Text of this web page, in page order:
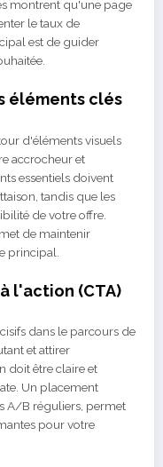
montrent qu'une page
le taux de
est de guider
éléments clés
d'éléments visuels
accrocheur et
essentiels doivent
tandis que les
de votre offre.
de maintenir
principal.
l'action (CTA)
dans le parcours de
et attirer
doit être claire et
Un placement
A/B réguliers, permet
pour votre